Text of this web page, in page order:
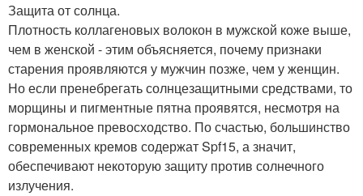
Защита от солнца.
Плотность коллагеновых волокон в мужской коже выше,
чем в женской - этим объясняется, почему признаки
старения проявляются у мужчин позже, чем у женщин.
Но если пренебрегать солнцезащитными средствами, то
морщины и пигментные пятна проявятся, несмотря на
гормональное превосходство. По счастью, большинство
современных кремов содержат Spf15, а значит,
обеспечивают некоторую защиту против солнечного
излучения.